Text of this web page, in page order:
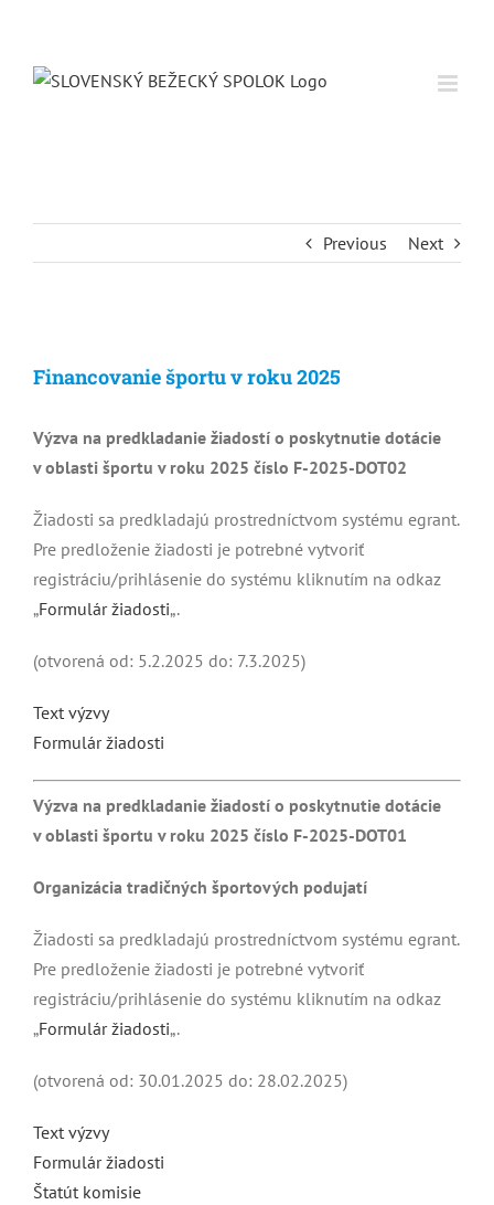
content
Previous Next
väčší
Financovanie športu v roku 2025
Výzva na predkladanie žiadostí o poskytnutie dotácie
v oblasti športu v roku 2025 číslo F-2025-DOT02
Žiadosti sa predkladajú prostredníctvom systému egrant.
Pre predloženie žiadosti je potrebné vytvoriť
registráciu/prihlásenie do systému kliknutím na odkaz
„Formulár žiadosti„.
(otvorená od: 5.2.2025 do: 7.3.2025)
Text výzvy
Formulár žiadosti
Výzva na predkladanie žiadostí o poskytnutie dotácie
v oblasti športu v roku 2025 číslo F-2025-DOT01
Organizácia tradičných športových podujatí
Žiadosti sa predkladajú prostredníctvom systému egrant.
Pre predloženie žiadosti je potrebné vytvoriť
registráciu/prihlásenie do systému kliknutím na odkaz
„Formulár žiadosti„.
(otvorená od: 30.01.2025 do: 28.02.2025)
Text výzvy
Formulár žiadosti
Štatút komisie